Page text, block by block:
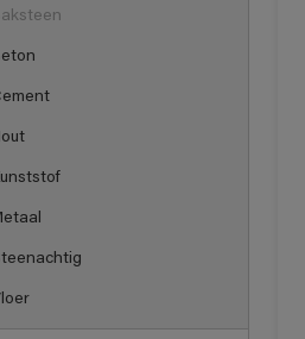
Baksteen
Beton
Cement
Hout
Kunststof
Metaal
Steenachtig
Vloer